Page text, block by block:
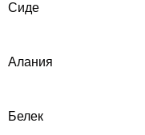
Сиде
Алания
Белек